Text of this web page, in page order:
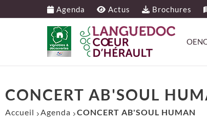
CONCERT AB'SOUL
Accueil Agenda CONCERT AB'SOUL HUMAN
Agenda Actus Brochures